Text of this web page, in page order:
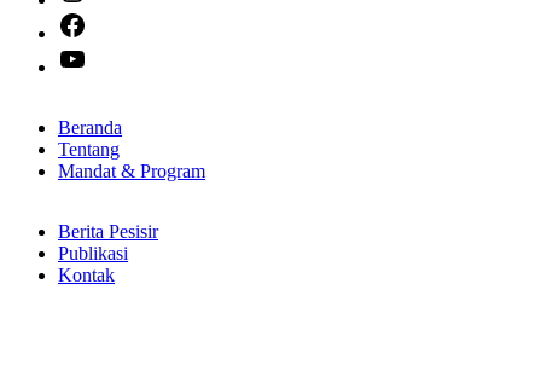
Beranda
Tentang
Mandat & Program
Berita Pesisir
Publikasi
Kontak